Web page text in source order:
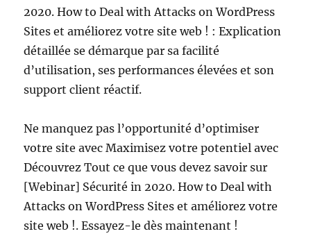
2020. How to Deal with Attacks on WordPress
Sites et améliorez votre site web ! : Explication
détaillée se démarque par sa facilité
d’utilisation, ses performances élevées et son
support client réactif.
Ne manquez pas l’opportunité d’optimiser
votre site avec Maximisez votre potentiel avec
Découvrez Tout ce que vous devez savoir sur
[Webinar] Sécurité in 2020. How to Deal with
Attacks on WordPress Sites et améliorez votre
site web !. Essayez-le dès maintenant !